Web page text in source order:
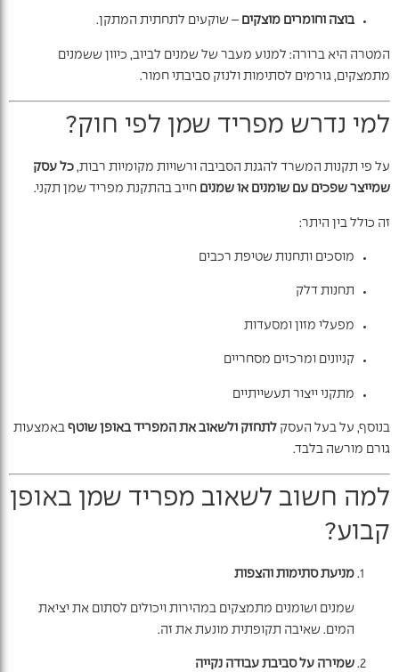
בוצה וחומרים מוצקים – שוקעים לתחתית המתקן.
המטרה היא ברורה: למנוע מעבר של שמנים לביוב, כיוון ששמנים
מתמצקים, גורמים לסתימות ולנזק סביבתי חמור.
למי נדרש מפריד שמן לפי חוק?
על פי תקנות המשרד להגנת הסביבה ורשויות מקומיות רבות, כל עסק
שמייצר שפכים עם שומנים או שמנים חייב בהתקנת מפריד שמן תקני.
זה כולל בין היתר:
מוסכים ותחנות שטיפת רכבים
תחנות דלק
מפעלי מזון ומסעדות
קניונים ומרכזים מסחריים
מתקני ייצור תעשייתיים
בנוסף, על בעל העסק לתחזק ולשאוב את המפריד באופן שוטף באמצעות
גורם מורשה בלבד.
למה חשוב לשאוב מפריד שמן באופן
קבוע?
מניעת סתימות והצפות
שמנים ושומנים מתמצקים במהירות ויכולים לסתום את יציאת
המים. שאיבה תקופתית מונעת את זה.
שמירה על סביבת עבודה נקייה